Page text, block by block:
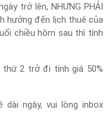
trở lên, NHƯNG PHẢI
hưởng đến lịch thuê của
chiều hôm sau thì tính
thứ 2 trở đi tính giá 50%
ngày, vui lòng inbox